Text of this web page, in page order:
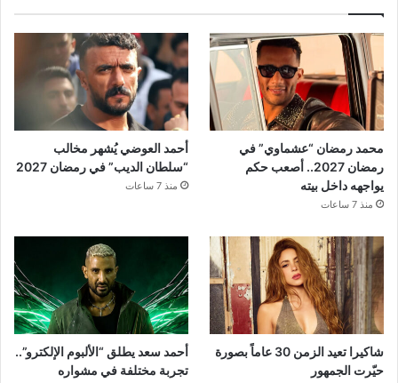
محمد رمضان “عشماوي” في
رمضان 2027.. أصعب حكم
يواجهه داخل بيته
منذ 7 ساعات
أحمد العوضي يُشهر مخالب
“سلطان الديب” في رمضان 2027
منذ 7 ساعات
شاكيرا تعيد الزمن 30 عاماً بصورة
حيّرت الجمهور
أحمد سعد يطلق “الألبوم الإلكترو”..
تجربة مختلفة في مشواره